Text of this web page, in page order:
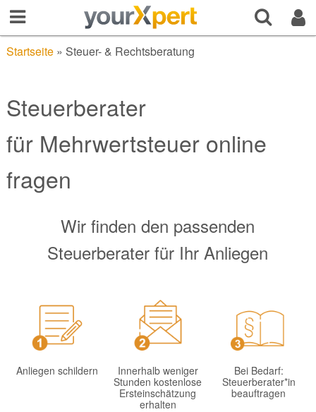
Startseite» Steuer- & Rechtsberatung
Steuerberater
für Mehrwertsteuer online
fragen
Wir finden den passenden
Steuerberater für Ihr Anliegen
Anliegen schildern
Innerhalb weniger
Stunden kostenlose
Ersteinschätzung
erhalten
Bei Bedarf:
Steuerberater*in
beauftragen